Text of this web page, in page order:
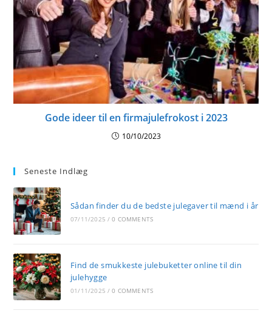
Gode ideer til en firmajulefrokost i 2023
10/10/2023
Seneste Indlæg
Sådan finder du de bedste julegaver til mænd i år
07/11/2025 / 0 COMMENTS
Find de smukkeste julebuketter online til din
julehygge
01/11/2025 / 0 COMMENTS